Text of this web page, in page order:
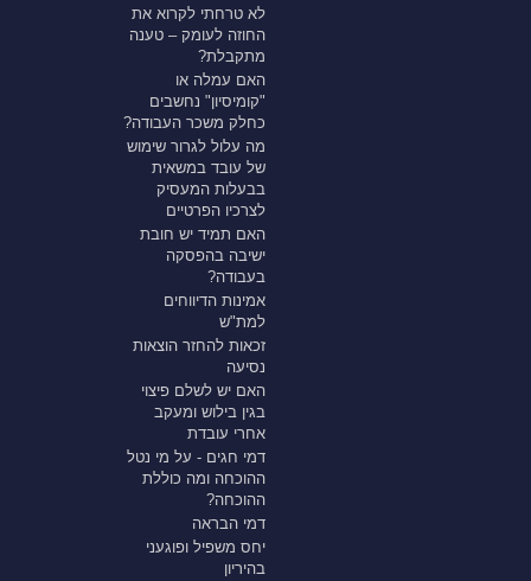
לא טרחתי לקרוא את
החוזה לעומק – טענה
מתקבלת?
האם עמלה או
"קומיסיון" נחשבים
כחלק משכר העבודה?
מה עלול לגרור שימוש
של עובד במשאית
בבעלות המעסיק
לצרכיו הפרטיים
האם תמיד יש חובת
ישיבה בהפסקה
בעבודה?
אמינות הדיווחים
למת"ש
זכאות להחזר הוצאות
נסיעה
האם יש לשלם פיצוי
בגין בילוש ומעקב
אחרי עובדת
דמי חגים - על מי נטל
ההוכחה ומה כוללת
ההוכחה?
דמי הבראה
יחס משפיל ופוגעני
בהיריון